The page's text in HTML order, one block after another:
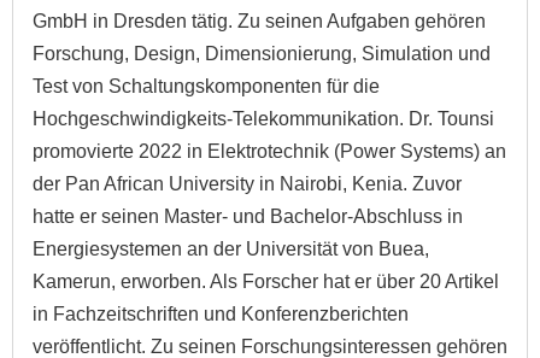
GmbH in Dresden tätig. Zu seinen Aufgaben gehören
Forschung, Design, Dimensionierung, Simulation und
Test von Schaltungskomponenten für die
Hochgeschwindigkeits-Telekommunikation. Dr. Tounsi
promovierte 2022 in Elektrotechnik (Power Systems) an
der Pan African University in Nairobi, Kenia. Zuvor
hatte er seinen Master- und Bachelor-Abschluss in
Energiesystemen an der Universität von Buea,
Kamerun, erworben. Als Forscher hat er über 20 Artikel
in Fachzeitschriften und Konferenzberichten
veröffentlicht. Zu seinen Forschungsinteressen gehören